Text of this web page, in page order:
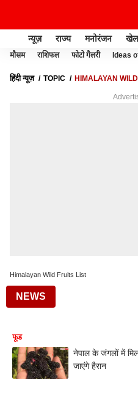
न्यूज़ राज्य मनोरंजन खेल
मौसम राशिफल फोटो गैलरी Ideas
हिंदी न्यूज़ TOPIC HIMALAYAN
Himalayan Wild Fruits List
NEWS
फूड
नेपाल के जंगलों में
जाएंगे हैरान